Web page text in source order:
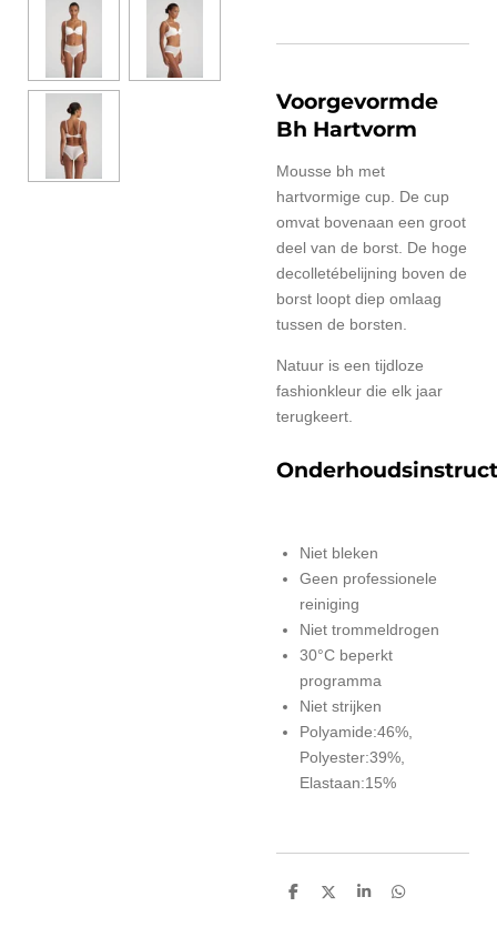
Voorgevormde
Bh Hartvorm
Mousse bh met
hartvormige cup. De cup
omvat bovenaan een groot
deel van de borst. De hoge
decolletébelijning boven de
borst loopt diep omlaag
tussen de borsten.
Natuur is een tijdloze
fashionkleur die elk jaar
terugkeert.
Niet bleken
Geen professionele
reiniging
Niet trommeldrogen
30°C beperkt
programma
Niet strijken
Polyamide:46%,
Polyester:39%,
Elastaan:15%
D
D
S
D